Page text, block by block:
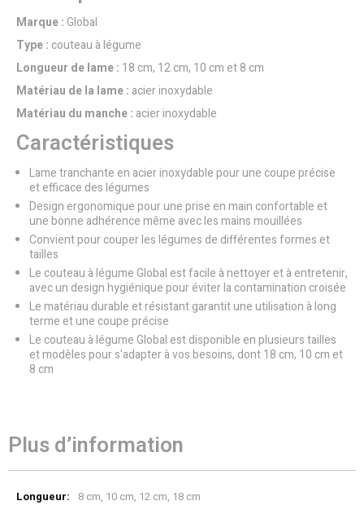
Marque :Global
Type : couteau à légume
Longueur de lame : 18 cm, 12 cm, 10 cm et 8 cm
Matériau de la lame : acier inoxydable
Matériau du manche : acier inoxydable
Caractéristiques
Lame tranchante en acier inoxydable pour une coupe précise
et efficace des légumes
Design ergonomique pour une prise en main confortable et
une bonne adhérence même avec les mains mouillées
Convient pour couper les légumes de différentes formes et
tailles
Le couteau à légume Global est facile à nettoyer et à entretenir,
avec un design hygiénique pour éviter la contamination croisée
Le matériau durable et résistant garantit une utilisation à long
terme et une coupe précise
Le couteau à légume Global est disponible en plusieurs tailles
et modèles pour s'adapter à vos besoins, dont 18 cm, 10 cm et
8 cm
Plus d’information
d’information
8 cm, 10 cm, 12 cm, 18 cm